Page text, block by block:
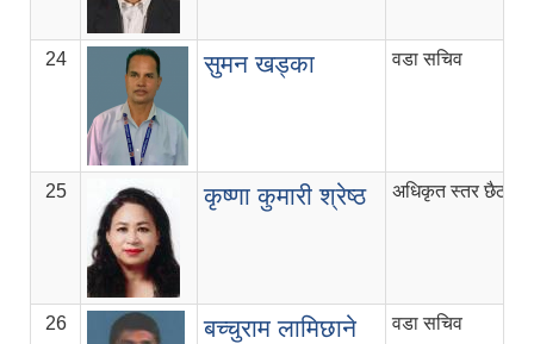
24 सुमन खड्का वडा सचिव
25 कृष्णा कुमारी श्रेष्ठ अधिकृत स्तर छैठौँ
26 बच्चुराम लामिछाने वडा सचिव